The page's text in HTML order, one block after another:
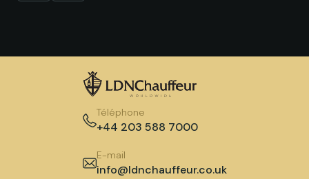
Téléphone
+44 203 588 7000
E-mail
info@ldnchauffeur.co.uk